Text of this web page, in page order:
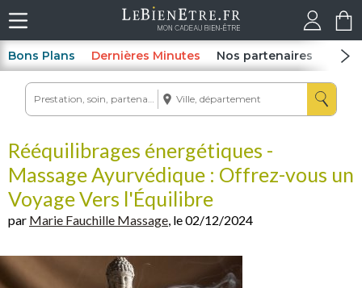
Bons Plans Dernières Minutes Nos partenaires Spas
Rééquilibrages énergétiques -
Massage Ayurvédique : Offrez-vous un
Voyage Vers l'Équilibre
par Marie Fauchille Massage, le 02/12/2024